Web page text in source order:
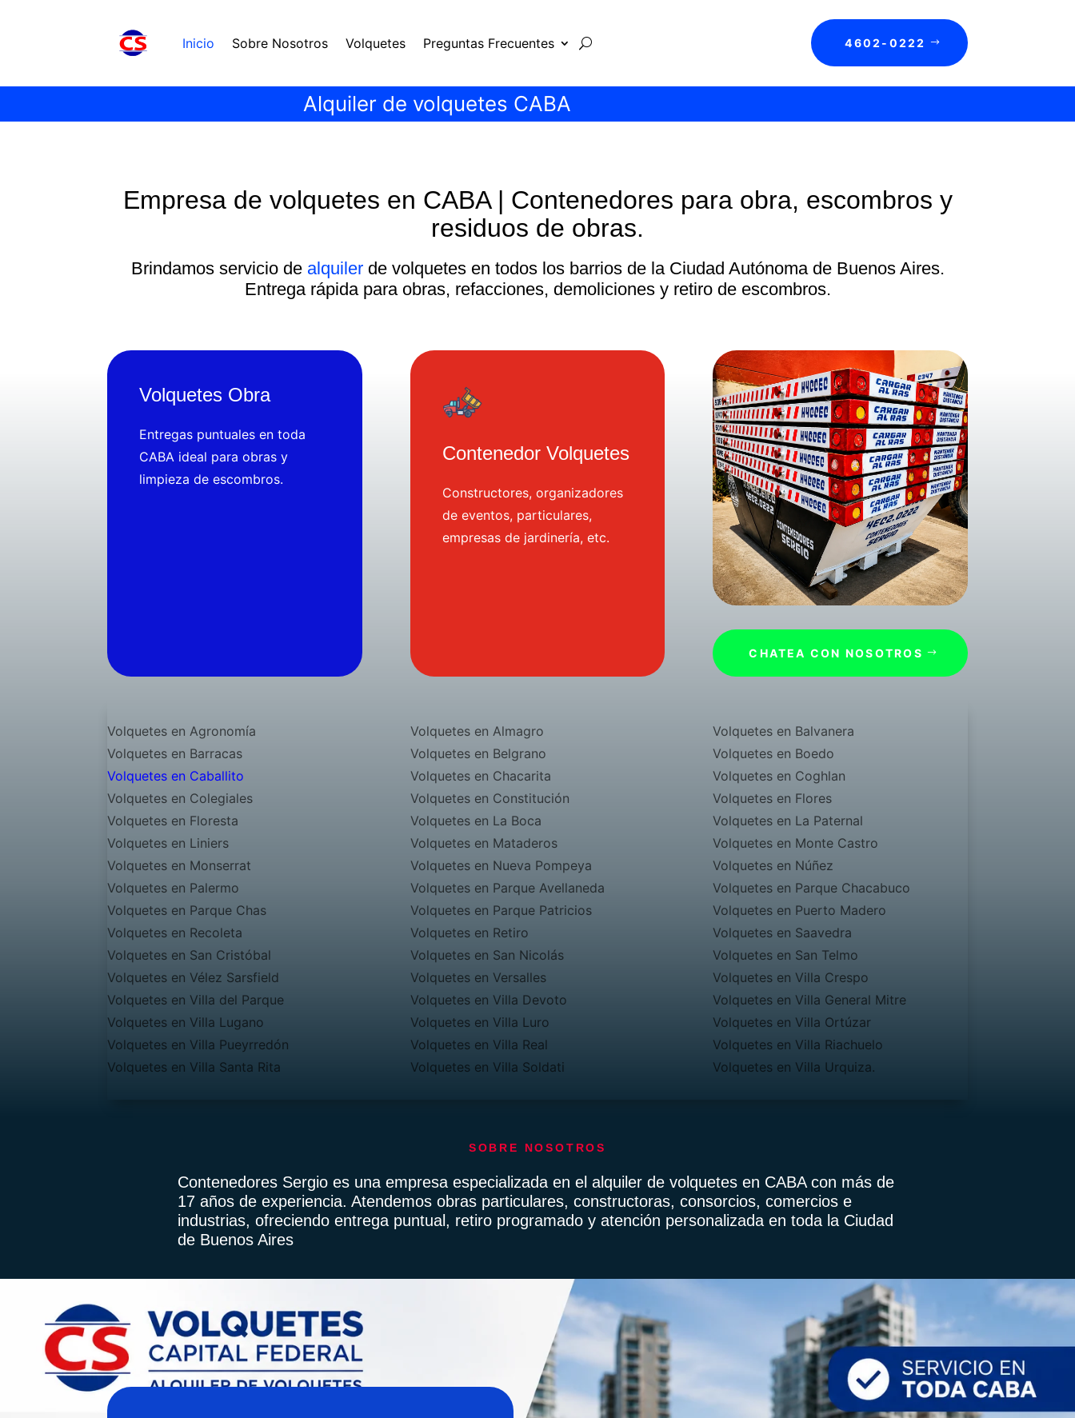
Inicio Sobre Nosotros Volquetes Preguntas Frecuentes 4602-0222
Alquiler de volquetes CABA
Empresa de volquetes en CABA | Contenedores para obra, escombros y
residuos de obras.
Brindamos servicio de alquiler de volquetes en todos los barrios de la Ciudad Autónoma de Buenos Aires.
Entrega rápida para obras, refacciones, demoliciones y retiro de escombros.
Volquetes Obra
Entregas puntuales en toda
CABA ideal para obras y
limpieza de escombros.
Contenedor Volquetes
Constructores, organizadores
de eventos, particulares,
empresas de jardinería, etc.
CHATEA CON NOSOTROS
Volquetes en Agronomía
Volquetes en Barracas
Volquetes en Caballito
Volquetes en Colegiales
Volquetes en Floresta
Volquetes en Liniers
Volquetes en Monserrat
Volquetes en Palermo
Volquetes en Parque Chas
Volquetes en Recoleta
Volquetes en San Cristóbal
Volquetes en Vélez Sarsfield
Volquetes en Villa del Parque
Volquetes en Villa Lugano
Volquetes en Villa Pueyrredón
Volquetes en Villa Santa Rita
Volquetes en Almagro
Volquetes en Belgrano
Volquetes en Chacarita
Volquetes en Constitución
Volquetes en La Boca
Volquetes en Mataderos
Volquetes en Nueva Pompeya
Volquetes en Parque Avellaneda
Volquetes en Parque Patricios
Volquetes en Retiro
Volquetes en San Nicolás
Volquetes en Versalles
Volquetes en Villa Devoto
Volquetes en Villa Luro
Volquetes en Villa Real
Volquetes en Villa Soldati
Volquetes en Balvanera
Volquetes en Boedo
Volquetes en Coghlan
Volquetes en Flores
Volquetes en La Paternal
Volquetes en Monte Castro
Volquetes en Núñez
Volquetes en Parque Chacabuco
Volquetes en Puerto Madero
Volquetes en Saavedra
Volquetes en San Telmo
Volquetes en Villa Crespo
Volquetes en Villa General Mitre
Volquetes en Villa Ortúzar
Volquetes en Villa Riachuelo
Volquetes en Villa Urquiza.
SOBRE NOSOTROS
Contenedores Sergio es una empresa especializada en el alquiler de volquetes en CABA con más de
17 años de experiencia. Atendemos obras particulares, constructoras, consorcios, comercios e
industrias, ofreciendo entrega puntual, retiro programado y atención personalizada en toda la Ciudad
de Buenos Aires